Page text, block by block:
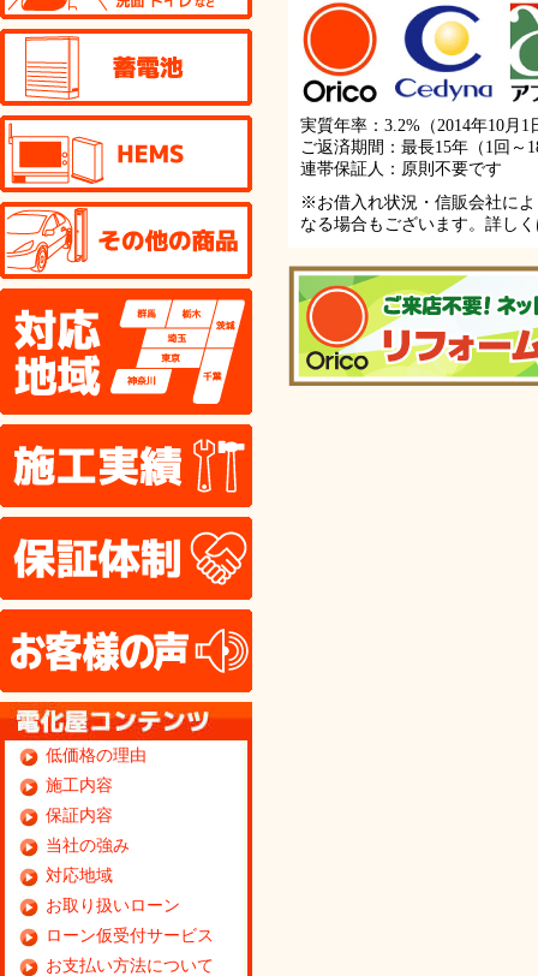
その他の商品
対応地域
低価格の理由
施工内容
保証内容
当社の強み
対応地域
お取り扱いローン
ローン仮受付サービス
お支払い方法について
実質年率：3.2%（2014年10月1
ご返済期間：最長15年（1回～
連帯保証人：原則不要です
※お借入れ状況・信販会社に
なる場合もございます。詳し